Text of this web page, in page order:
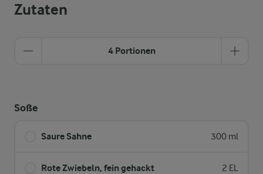
Zutaten
4 Portionen
Soße
Saure Sahne 300 ml
Rote Zwiebeln, fein gehackt 2 EL